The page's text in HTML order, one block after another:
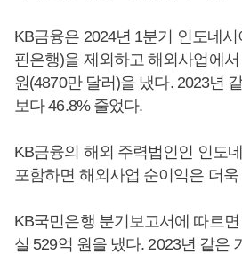
KB금융은 2024년 1분기 인도네
핀은행)을 제외하고 해외사업에
원(4870만 달러)을 냈다. 2023년
보다 46.8% 줄었다.
KB금융의 해외 주력법인인 인도
포함하면 해외사업 순이익은 더
KB국민은행 분기보고서에 따르
실 529억 원을 냈다. 2023년 같은